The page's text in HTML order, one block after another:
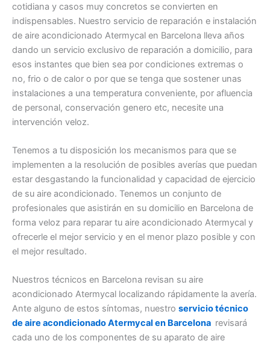
cotidiana y casos muy concretos se convierten en
indispensables. Nuestro servicio de reparación e instalación
de aire acondicionado Atermycal en Barcelona lleva años
dando un servicio exclusivo de reparación a domicilio, para
esos instantes que bien sea por condiciones extremas o
no, frio o de calor o por que se tenga que sostener unas
instalaciones a una temperatura conveniente, por afluencia
de personal, conservación genero etc, necesite una
intervención veloz.
Tenemos a tu disposición los mecanismos para que se
implementen a la resolución de posibles averías que puedan
estar desgastando la funcionalidad y capacidad de ejercicio
de su aire acondicionado. Tenemos un conjunto de
profesionales que asistirán en su domicilio en Barcelona de
forma veloz para reparar tu aire acondicionado Atermycal y
ofrecerle el mejor servicio y en el menor plazo posible y con
el mejor resultado.
Nuestros técnicos en Barcelona revisan su aire
acondicionado Atermycal localizando rápidamente la avería.
Ante alguno de estos síntomas, nuestro servicio técnico
de aire acondicionado Atermycal en Barcelona revisará
cada uno de los componentes de su aparato de aire